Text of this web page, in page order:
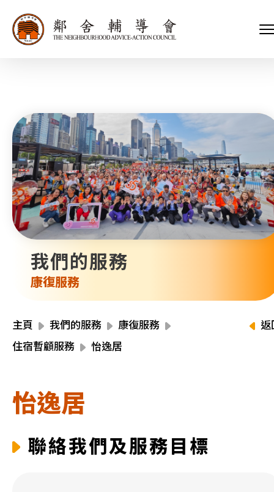
我們的服務
康復服務
主頁 我們的服務
康復服務
住宿暫顧服務
怡逸居
返
怡逸居
聯絡我們及服務目標
會長、副會長
執行委員會及總幹事
招標項目
關於我們
家庭及兒童福利服務
青少年服務
內地服務
教育服務
醫療衞生服務
社會企業
我們的服務
我們的夥伴
捐款方法
支持我們
新聞稿及媒體報導
會訊及刊物
活動報名